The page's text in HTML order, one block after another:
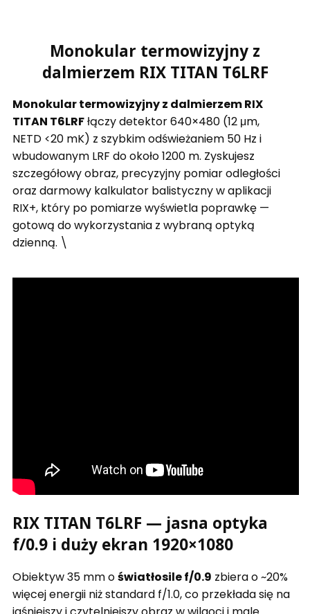
Monokular termowizyjny z
dalmierzem RIX TITAN T6LRF
Monokular termowizyjny z dalmierzem RIX
TITAN T6LRFłączy detektor 640×480 (12 μm,
NETD <20 mK) z szybkim odświeżaniem 50 Hz i
wbudowanym LRF do około 1200 m. Zyskujesz
szczegółowy obraz, precyzyjny pomiar odległości
oraz darmowy kalkulator balistyczny w aplikacji
RIX+, który po pomiarze wyświetla poprawkę —
gotową do wykorzystania z wybraną optyką
dzienną. \
RIX TITAN T6LRF — jasna optyka
f/0.9 i duży ekran 1920×1080
Obiektyw 35 mm oświatłosile f/0.9 zbiera o ~20%
więcej energii niż standard f/1.0, co przekłada się na